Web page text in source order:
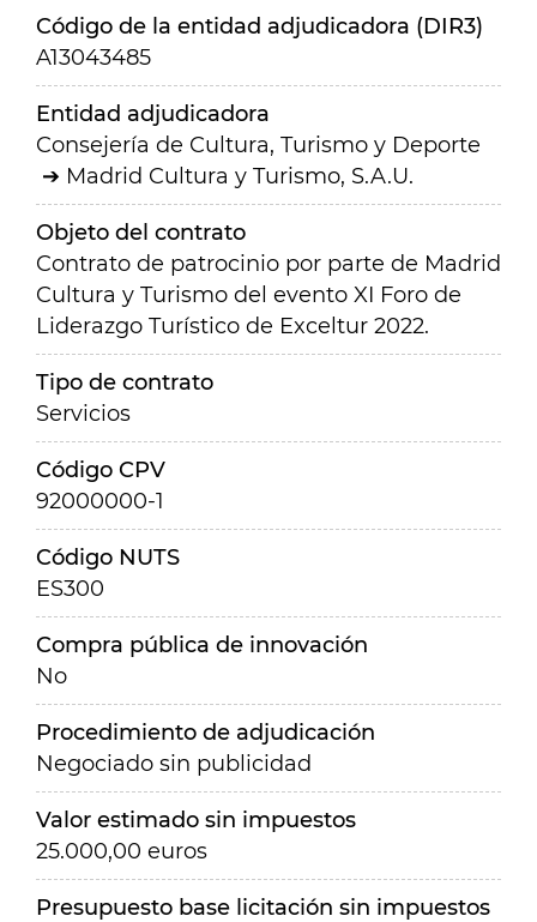
Código de la entidad adjudicadora (DIR3)
A13043485
Entidad adjudicadora
Consejería de Cultura, Turismo y Deporte
Madrid Cultura y Turismo, S.A.U.
Objeto del contrato
Contrato de patrocinio por parte de Madrid
Cultura y Turismo del evento XI Foro de
Liderazgo Turístico de Exceltur 2022.
Tipo de contrato
Servicios
Código CPV
92000000-1
Código NUTS
ES300
Compra pública de innovación
No
Procedimiento de adjudicación
Negociado sin publicidad
Valor estimado sin impuestos
25.000,00 euros
Presupuesto base licitación sin impuestos